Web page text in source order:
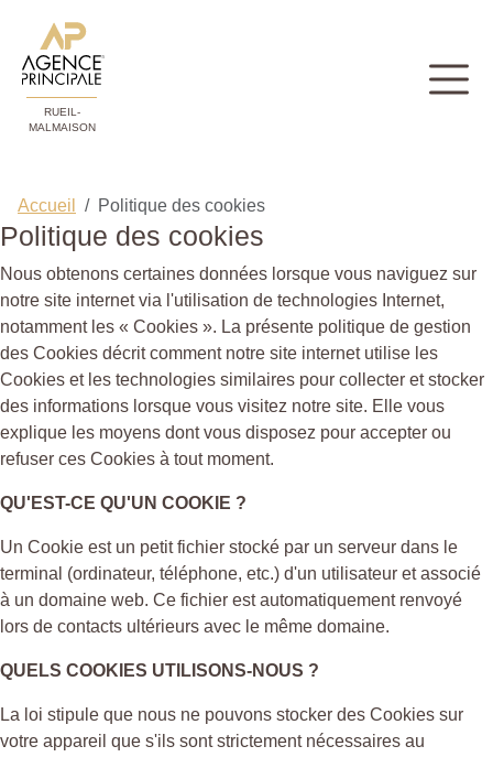
RUEIL-
MALMAISON
Accueil Politique des cookies
Politique des cookies
Nous obtenons certaines données lorsque vous naviguez sur
notre site internet via l'utilisation de technologies Internet,
notamment les « Cookies ». La présente politique de gestion
des Cookies décrit comment notre site internet utilise les
Cookies et les technologies similaires pour collecter et stocker
des informations lorsque vous visitez notre site. Elle vous
explique les moyens dont vous disposez pour accepter ou
refuser ces Cookies à tout moment.
QU'EST-CE QU'UN COOKIE ?
Un Cookie est un petit fichier stocké par un serveur dans le
terminal (ordinateur, téléphone, etc.) d'un utilisateur et associé
à un domaine web. Ce fichier est automatiquement renvoyé
lors de contacts ultérieurs avec le même domaine.
QUELS COOKIES UTILISONS-NOUS ?
La loi stipule que nous ne pouvons stocker des Cookies sur
votre appareil que s'ils sont strictement nécessaires au